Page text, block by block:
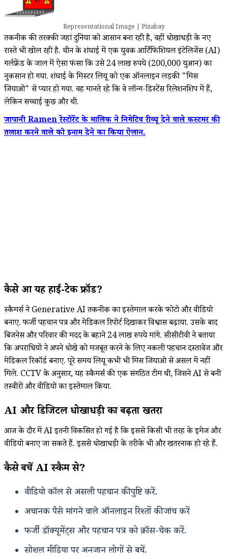
Representational Image | Pixabay
तकनीक की तरक्की जहां दुनिया को आसान बना रही है, वहीं धोखाधड़ी के नए
रास्ते भी खोल रही है. चीन के शंघाई में एक युवक आर्टिफिशियल इंटेलिजेंस (AI)
गर्लफ्रेंड के जाल में ऐसा फंसा कि उसे 24 लाख रुपये (200,000 युआन) का
नुकसान हो गया. शंघाई के मिस्टर लियू को एक ऑनलाइन लड़की "मिस
जियाओ" से प्यार हो गया. वह मानते रहे कि वे लॉन्ग-डिस्टेंस रिलेशनशिप में हैं,
लेकिन सच्चाई कुछ और थी.
जापानी Ramen रेस्टोरेंट के मालिक ने निगेटिव रीव्यू देने वाले कस्टमर की
तलाश करने वाले को इनाम देने का किया ऐलान.
कैसे हुआ यह हाई-टेक फ्रॉड?
स्कैमर्स ने Generative AI तकनीक का इस्तेमाल करके फोटो और वीडियो
बनाए. फर्जी पहचान पत्र और मेडिकल रिपोर्ट दिखाकर विश्वास बढ़ाया. उसके बाद
बिजनेस और परिवार की मदद के बहाने 24 लाख रुपये मांगे. सीसीटीवी ने बताया
कि अपराधियों ने अपने धोखे को मजबूत करने के लिए नकली पहचान दस्तावेज और
मेडिकल रिकॉर्ड बनाए. पूरे समय लियू कभी भी मिस जियाओ से असल में नहीं
मिले. CCTV के अनुसार, यह स्कैमर्स की एक संगठित टीम थी, जिसने AI से बनी
तस्वीरों और वीडियो का इस्तेमाल किया.
AI और डिजिटल धोखाधड़ी का बढ़ता खतरा
आज के दौर में AI इतनी विकसित हो गई है कि इससे किसी भी तरह के इमेज और
वीडियो बनाए जा सकते हैं. इससे धोखाधड़ी के तरीके भी और खतरनाक हो रहे हैं.
कैसे बचें AI स्कैम से?
वीडियो कॉल से असली पहचान की पुष्टि करें.
अचानक पैसे मांगने वाले ऑनलाइन रिश्तों की जांच करें
फर्जी डॉक्यूमेंट्स और पहचान पत्र को क्रॉस-चेक करें.
सोशल मीडिया पर अनजान लोगों से बचें.